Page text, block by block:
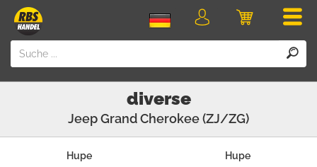
Login
diverse
JeepGrand Cherokee (ZJ/ZG)
Hupe Hupe